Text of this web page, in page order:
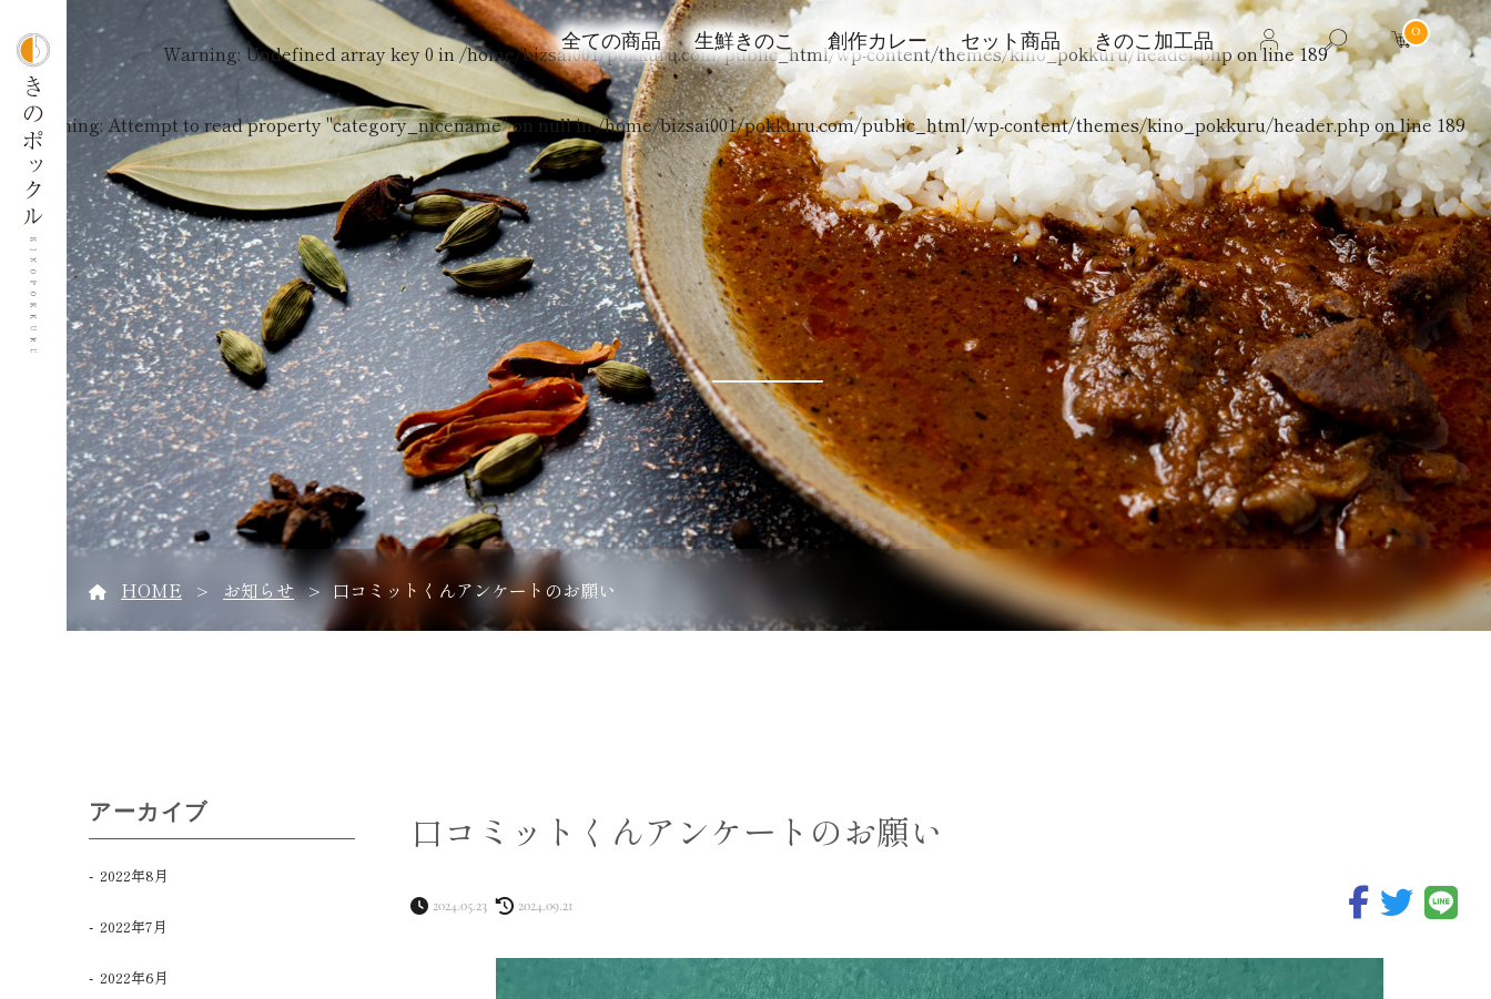
0
全ての商品 生鮮きのこ 創作カレー セット商品 きのこ加工品
Warning: Undefined array key 0 in /home/bizsai001/pokkuru.com/public_html/wp-content/themes/kino_pokkuru/header.phpon line189
Warning: Attempt to read property "category_nicename" on null in/home/bizsai001/pokkuru.com/public_html/wp-content/themes/kino_pokkuru/header.phpon line 189
HOME > お知らせ > 口コミットくんアンケートのお願い
口コミットくんアンケートのお願い
2024.05.23 2024.09.21
アーカイブ
2022年8月
2022年7月
2022年6月